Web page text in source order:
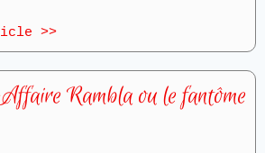
>>
Rambla ou le fantôme